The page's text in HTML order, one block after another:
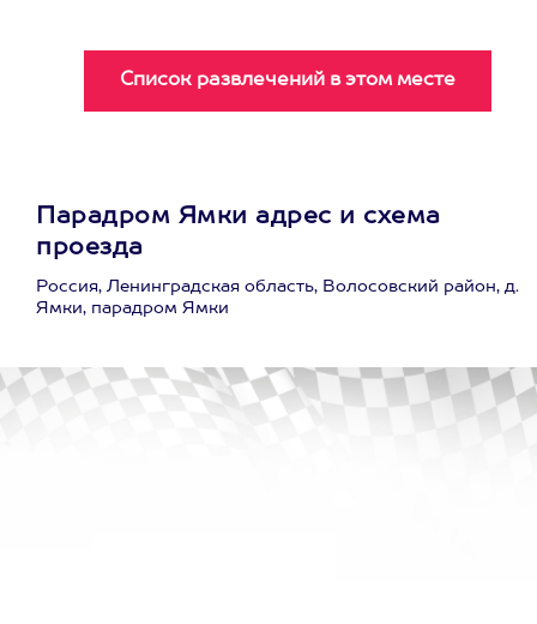
Парадром Ямки адрес и схема
проезда
Россия, Ленинградская область, Волосовский район, д.
Ямки, парадром Ямки